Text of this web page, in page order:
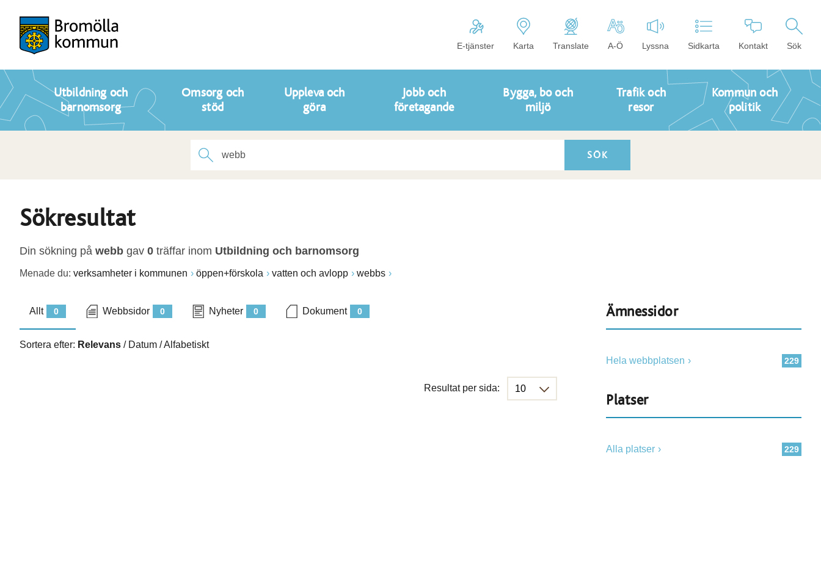
E-tjänster Karta Translate A-Ö Lyssna Sidkarta Kontakt Sök
Utbildning och
barnomsorg
Omsorg och
stöd
Uppleva och
göra
Jobb och
företagande
Bygga, bo och
miljö
Trafik och
resor
Kommun och
politik
Sökresultat
Din sökning på webb gav 0 träffar inom Utbildning och barnomsorg
Menade du: verksamheter i kommunen öppen+förskola vatten och avlopp webbs
0
Allt 0
Webbsidor 0
Nyheter 0
Dokument
Sortera efter: Relevans / Datum /Alfabetiskt
Resultat per sida:
Ämnessidor
229
Hela webbplatsen
Platser
229
Alla platser